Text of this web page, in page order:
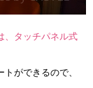
、タッチパネル式
ができるので、